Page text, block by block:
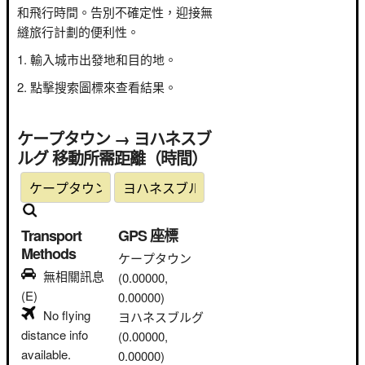
和飛行時間。告別不確定性，迎接無
縫旅行計劃的便利性。
輸入城市出發地和目的地。
點擊搜索圖標來查看結果。
ケープタウン → ヨハネスブ
ルグ 移動所需距離（時間）
Transport
Methods
無相關訊息
(E)
No flying
distance info
available.
GPS 座標
ケープタウン
(0.00000,
0.00000)
ヨハネスブルグ
(0.00000,
0.00000)